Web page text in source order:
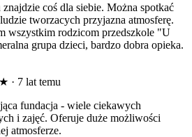
coś dla siebie. Można spotkać
tworzacych przyjazna atmosferę.
wszystkim rodzicom przedszkole "U
grupa dzieci, bardzo dobra opieka.
· 7 lat temu
fundacja - wiele ciekawych
i zajęć. Oferuje duże możliwości
atmosferze.